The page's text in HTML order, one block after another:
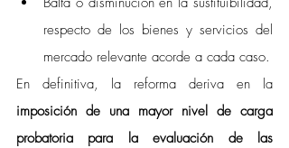
respecto de los bienes y servicios del
imposición de una mayor nivel de carga
probatoria para la evaluación de las